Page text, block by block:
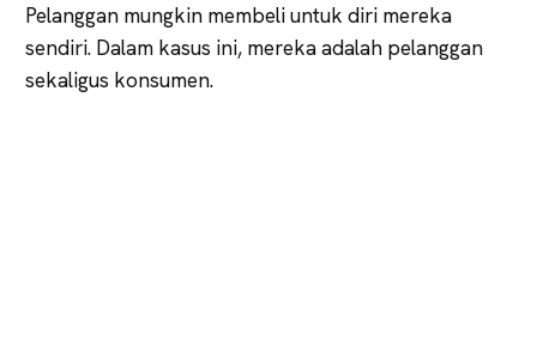
Pelanggan mungkin membeli untuk diri mereka
sendiri. Dalam kasus ini, mereka adalah pelanggan
sekaligus konsumen.